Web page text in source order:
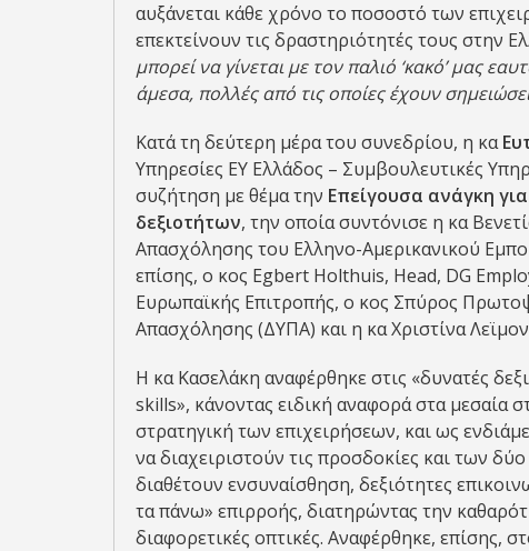
αυξάνεται κάθε χρόνο το ποσοστό των
επεκτείνουν τις δραστηριότητές τους στην
μπορεί να γίνεται με τον παλιό ‘κακό’ μας
άμεσα, πολλές από τις οποίες έχουν
Κατά τη δεύτερη μέρα του συνεδρίου, η κα
Υπηρεσίες EY Ελλάδος – Συμβουλευτικές
συζήτηση με θέμα την Επείγουσα ανάγκη
δεξιοτήτων, την οποία συντόνισε η κα
Απασχόλησης του Ελληνο-Αμερικανικού
επίσης, ο κος Egbert Holthuis, Head, DG
Ευρωπαϊκής Επιτροπής, ο κος Σπύρος
Απασχόλησης (ΔΥΠΑ) και η κα Χριστίνα
Η κα Κασελάκη αναφέρθηκε στις «δυνατές
skills», κάνοντας ειδική αναφορά στα μεσαία
στρατηγική των επιχειρήσεων, και ως
να διαχειριστούν τις προσδοκίες και των
διαθέτουν ενσυναίσθηση, δεξιότητες
τα πάνω» επιρροής, διατηρώντας την
διαφορετικές οπτικές. Αναφέρθηκε, επίσης,